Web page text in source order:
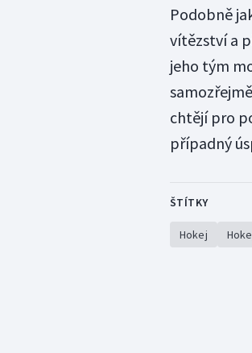
Podobně
vítězství a
jeho tým
chtějí pro
případný
ŠTÍTKY
Hokej